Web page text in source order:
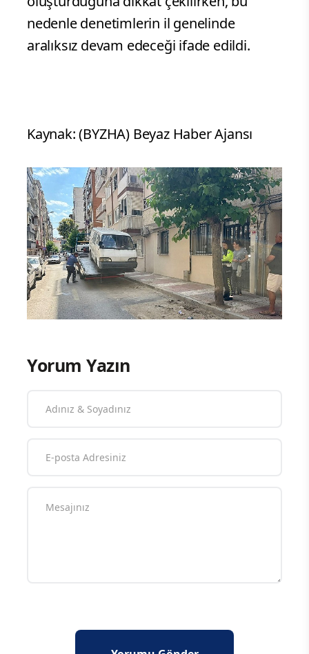
nedenle denetimlerin il genelinde
aralıksız devam edeceği ifade edildi.
Kaynak: (BYZHA) Beyaz Haber Ajansı
Yorum Yazın